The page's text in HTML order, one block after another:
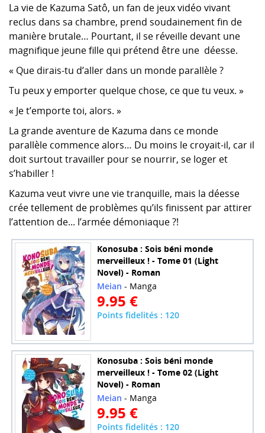
La vie de Kazuma Satô, un fan de jeux vidéo vivant
reclus dans sa chambre, prend soudainement fin de
manière brutale… Pourtant, il se réveille devant une
magnifique jeune fille qui prétend être une déesse.
« Que dirais-tu d’aller dans un monde parallèle ?
Tu peux y emporter quelque chose, ce que tu veux. »
« Je t’emporte toi, alors. »
La grande aventure de Kazuma dans ce monde
parallèle commence alors… Du moins le croyait-il, car il
doit surtout travailler pour se nourrir, se loger et
s’habiller !
Kazuma veut vivre une vie tranquille, mais la déesse
crée tellement de problèmes qu’ils finissent par attirer
l’attention de... l’armée démoniaque ?!
Konosuba : Sois béni monde
merveilleux ! - Tome 01 (Light
Novel) - Roman
Meian - Manga
9.95 €
Points fidelités : 120
Konosuba : Sois béni monde
merveilleux ! - Tome 02 (Light
Novel) - Roman
Meian - Manga
9.95 €
Points fidelités : 120